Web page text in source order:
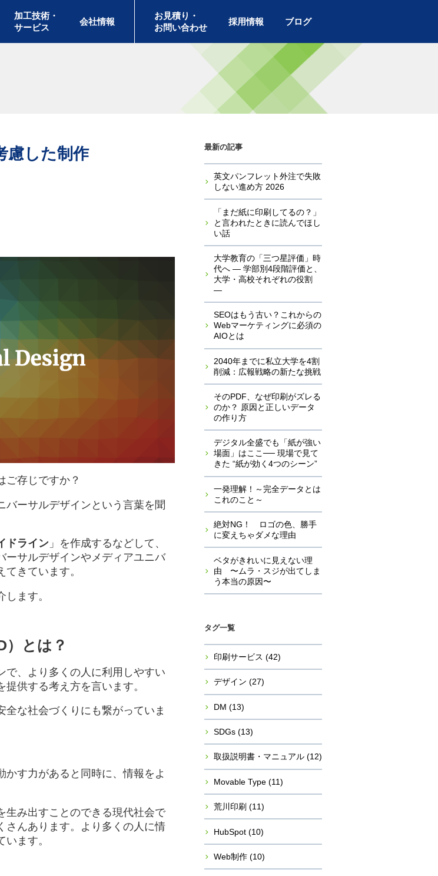
加工技術・
サービス
会社情報
お見積り・
お問い合わせ
採用情報 ブログ
慮した制作
ご存じですか？
バーサルデザインという言葉を聞
ドライン 」を作成するなどして、
ーサルデザインやメディアユニバ
きています。
ます。
）とは？
で、より多くの人に利用しやすい
提供する考え方を言います。
な社会づくりにも繋がっていま
す力があると同時に、情報をよ
生み出すことのできる現代社会で
さんあります。より多くの人に情
ます。
最新の記事
英文パンフレット外注で失敗
しない進め方 2026
「まだ紙に印刷してるの？」
と言われたときに読んでほし
い話
大学教育の「三つ星評価」時
代へ ― 学部別4段階評価と、
大学・高校それぞれの役割
―
SEOはもう古い？これからの
Webマーケティングに必須の
AIOとは
2040年までに私立大学を4割
削減：広報戦略の新たな挑戦
そのPDF、なぜ印刷がズレる
のか？ 原因と正しいデータ
の作り方
デジタル全盛でも「紙が強い
場面」はここ── 現場で見て
きた “紙が効く4つのシーン”
一発理解！～完全データとは
これのこと～
絶対NG！ ロゴの色、勝手
に変えちゃダメな理由
ベタがきれいに見えない理
由 〜ムラ・スジが出てしま
う本当の原因〜
タグ一覧
印刷サービス (42)
デザイン (27)
DM (13)
SDGs (13)
取扱説明書・マニュアル (12)
Movable Type (11)
荒川印刷 (11)
HubSpot (10)
Web制作 (10)